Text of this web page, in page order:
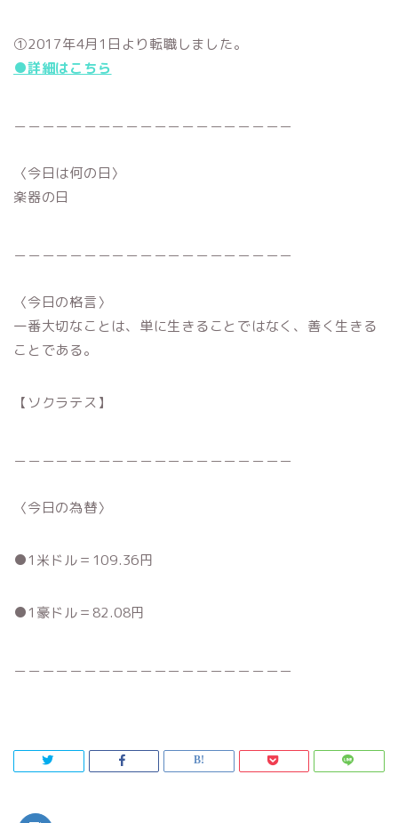
①2017年4月1日より転職しました。
●詳細はこちら
〈今日は何の日〉
楽器の日
〈今日の格言〉
一番大切なことは、単に生きることではなく、善く生きる
ことである。
【ソクラテス】
〈今日の為替〉
●1米ドル＝109.36円
●1豪ドル＝82.08円